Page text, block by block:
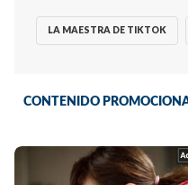
LA MAESTRA DE TIKTOK